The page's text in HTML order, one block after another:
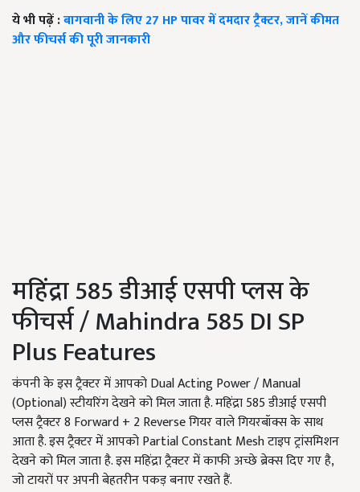
ये भी पढ़ें :बागवानी के लिए 27 HP पावर में दमदार ट्रैक्टर, जानें कीमत
और फीचर्स की पूरी जानकारी
महिंद्रा 585 डीआई एसपी प्लस के
फीचर्स / Mahindra 585 DI SP
Plus Features
कंपनी के इस ट्रैक्टर में आपको Dual Acting Power / Manual
(Optional) स्टीयरिंग देखने को मिल जाता है. महिंद्रा 585 डीआई एसपी
प्लस ट्रैक्टर 8 Forward + 2 Reverse गियर वाले गियरबॉक्स के साथ
आता है. इस ट्रैक्टर में आपको Partial Constant Mesh टाइप ट्रांसमिशन
देखने को मिल जाता है. इस महिंद्रा ट्रैक्टर में काफी अच्छे ब्रेक्स दिए गए है,
जो टायरों पर अपनी बेहतरीन पकड़ बनाए रखते हैं.